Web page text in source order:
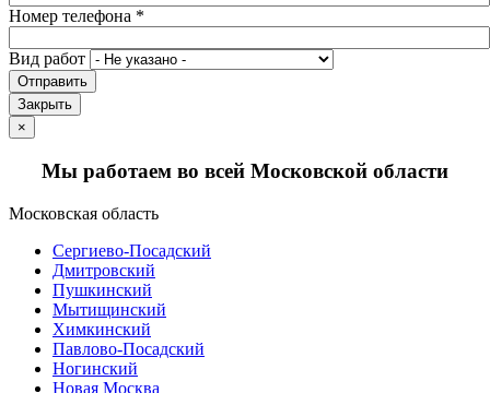
Номер телефона *
Вид работ
Отправить
Закрыть
×
Мы работаем во всей Московской области
Московская область
Сергиево-Посадский
Дмитровский
Пушкинский
Мытищинский
Химкинский
Павлово-Посадский
Ногинский
Новая Москва